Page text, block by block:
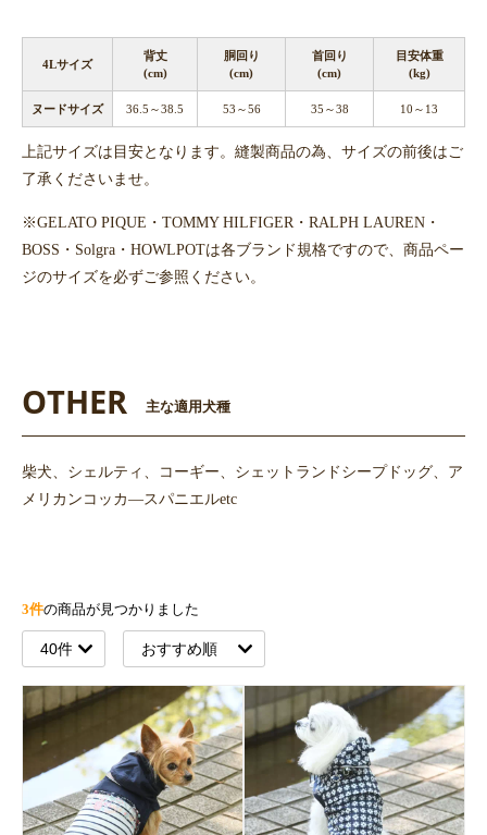
4Lサイズ
背丈
(cm)
胴回り
(cm)
首回り
(cm)
目安体重
(kg)
ヌードサイズ 36.5～38.5 53～56 35～38 10～13
上記サイズは目安となります。縫製商品の為、サイズの前後はご
了承くださいませ。
※GELATO PIQUE・TOMMY HILFIGER・RALPH LAUREN・
BOSS・Solgra・HOWLPOTは各ブランド規格ですので、商品ペー
ジのサイズを必ずご参照ください。
OTHER 主な適用犬種
柴犬、シェルティ、コーギー、シェットランドシープドッグ、ア
メリカンコッカ―スパニエルetc
3件の商品が見つかりました